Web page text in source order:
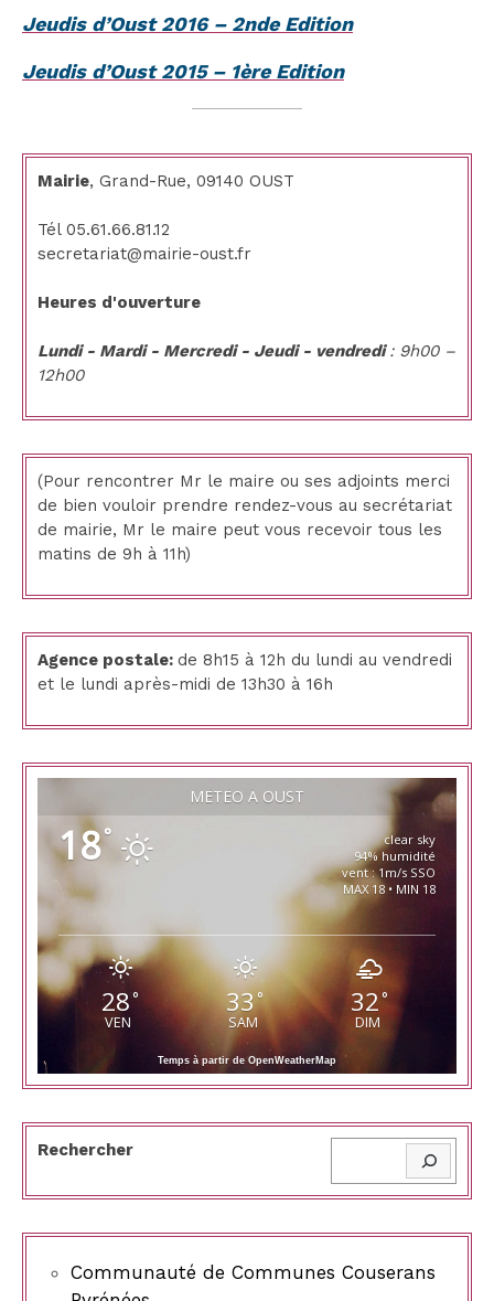
Jeudis d’Oust 2016 – 2nde Edition
Jeudis d’Oust 2015 – 1ère Edition
Mairie, Grand-Rue, 09140 OUST
Tél 05.61.66.81.12
secretariat@mairie-oust.fr
Heures d'ouverture
Lundi - Mardi - Mercredi - Jeudi - vendredi: 9h00 –
12h00
(Pour rencontrer Mr le maire ou ses adjoints merci
de bien vouloir prendre rendez-vous au secrétariat
de mairie, Mr le maire peut vous recevoir tous les
matins de 9h à 11h)
Agence postale: de 8h15 à 12h du lundi au vendredi
et le lundi après-midi de 13h30 à 16h
MÉTÉO À OUST
18°
clear sky
94% humidité
vent : 1m/s SSO
MAX 18 • MIN 18
28°
VEN
33°
SAM
32°
DIM
Temps à partir de OpenWeatherMap
Rechercher
Communauté de Communes Couserans